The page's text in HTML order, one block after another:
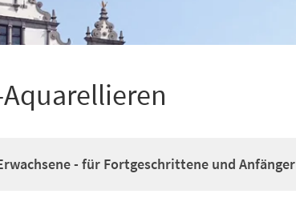
Aquarellieren
- für Fortgeschrittene und Anfänger